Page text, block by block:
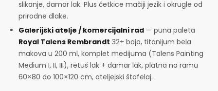
slikanje, damar lak. Plus četkice mačiji jezik i okrugle od
prirodne dlake.
Galerijski atelje / komercijalni rad — puna paleta
Royal Talens Rembrandt 32+ boja, titanijum bela
makova u 200 ml, komplet medijuma (Talens Painting
Medium I, II, III), retuš lak + damar lak, platna na ramu
60×80 do 100×120 cm, ateljejski štafelaj.